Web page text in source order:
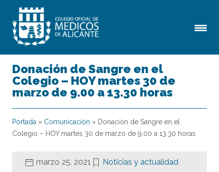
Donación de Sangre en el
Colegio – HOY martes 30 de
marzo de 9.00 a 13.30 horas
Portada » Comunicación » Donación de Sangre en el
Colegio – HOY martes 30 de marzo de 9.00 a 13.30 horas
marzo 25, 2021 Noticias y actualidad